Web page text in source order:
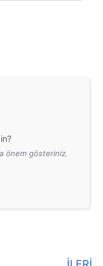
önem gösteriniz.